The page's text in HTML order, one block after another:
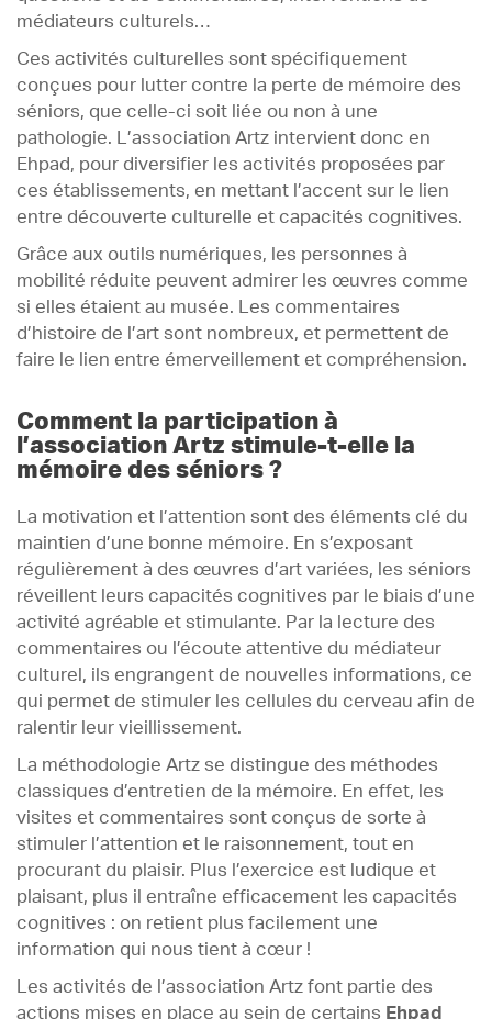
médiateurs culturels…
Ces activités culturelles sont spécifiquement
conçues pour lutter contre la perte de mémoire des
séniors, que celle-ci soit liée ou non à une
pathologie. L’association Artz intervient donc en
Ehpad, pour diversifier les activités proposées par
ces établissements, en mettant l’accent sur le lien
entre découverte culturelle et capacités cognitives.
Grâce aux outils numériques, les personnes à
mobilité réduite peuvent admirer les œuvres comme
si elles étaient au musée. Les commentaires
d’histoire de l’art sont nombreux, et permettent de
faire le lien entre émerveillement et compréhension.
Comment la participation à
l’association Artz stimule-t-elle la
mémoire des séniors ?
La motivation et l’attention sont des éléments clé du
maintien d’une bonne mémoire. En s’exposant
régulièrement à des œuvres d’art variées, les séniors
réveillent leurs capacités cognitives par le biais d’une
activité agréable et stimulante. Par la lecture des
commentaires ou l’écoute attentive du médiateur
culturel, ils engrangent de nouvelles informations, ce
qui permet de stimuler les cellules du cerveau afin de
ralentir leur vieillissement.
La méthodologie Artz se distingue des méthodes
classiques d’entretien de la mémoire. En effet, les
visites et commentaires sont conçus de sorte à
stimuler l’attention et le raisonnement, tout en
procurant du plaisir. Plus l’exercice est ludique et
plaisant, plus il entraîne efficacement les capacités
cognitives : on retient plus facilement une
information qui nous tient à cœur !
Les activités de l’association Artz font partie des
actions mises en place au sein de certains Ehpad